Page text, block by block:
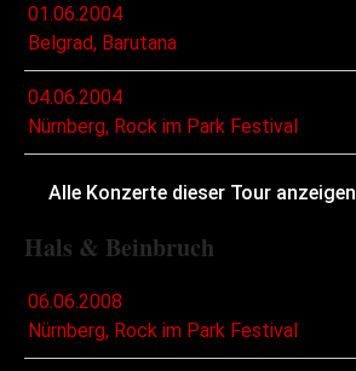
01.06.2004
Belgrad, Barutana
04.06.2004
Nürnberg, Rock im Park Festival
Alle Konzerte dieser Tour anzeigen
Hals & Beinbruch
06.06.2008
Nürnberg, Rock im Park Festival